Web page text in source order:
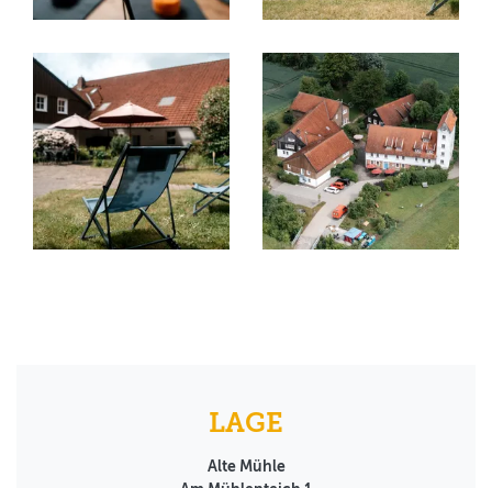
LAGE
Alte Mühle